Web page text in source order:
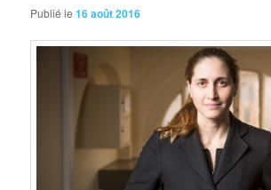
Publié le16 août 2016